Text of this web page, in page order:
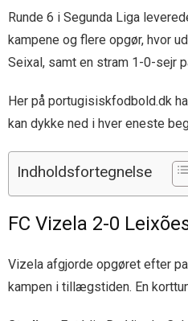
Runde 6 i Segunda Liga
kampene og flere opgør, hvor
Seixal, samt en stram 1-0-sejr
Her på portugisiskfodbold.dk
kan dykke ned i hver eneste
Indholdsfortegnelse
FC Vizela 2-0
Vizela afgjorde opgøret efter
kampen i tillægstiden. En